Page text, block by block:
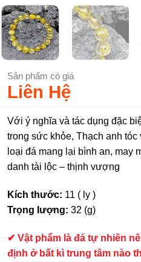
Sản phẩm có giá
Liên Hệ
Với ý nghĩa và tác dụng đặc
trong sức khỏe, Thạch anh
loại đá mang lại bình an, may
danh tài lộc – thịnh vượng
Kích thước: 11 ( ly )
Trọng lượng: 32 (g)
✔ Vật phẩm là đá tự nhiên
định ở bất kì trung tâm nào